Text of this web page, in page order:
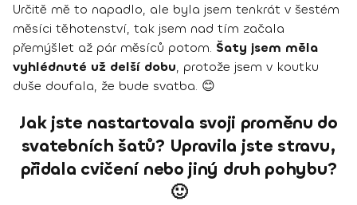
Určitě mě to napadlo, ale byla jsem tenkrát v šestém
měsíci těhotenství, tak jsem nad tím začala
přemýšlet až pár měsíců potom. Šaty jsem měla
vyhlédnuté už delší dobu, protože jsem v koutku
duše doufala, že bude svatba. 😊
Jak jste nastartovala svoji proměnu do
svatebních šatů? Upravila jste stravu,
přidala cvičení nebo jiný druh pohybu?
🙂